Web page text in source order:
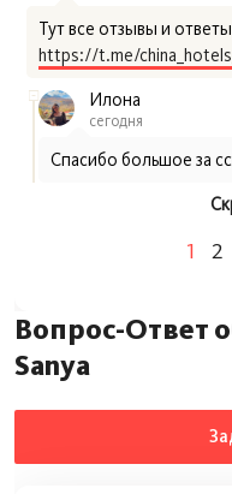
Тут все отзывы и
https://t.me/
Илона
сегодня
Спасибо большое за
1 2
Вопрос-Ответ
Sanya